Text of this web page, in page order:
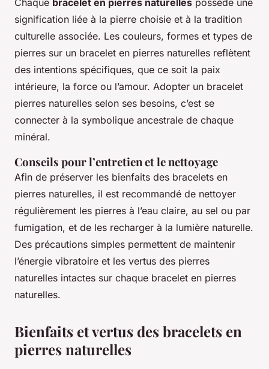
signification liée à la pierre choisie et à la tradition
culturelle associée. Les couleurs, formes et types de
pierres sur un bracelet en pierres naturelles reflètent
des intentions spécifiques, que ce soit la paix
intérieure, la force ou l’amour. Adopter un bracelet
pierres naturelles selon ses besoins, c’est se
connecter à la symbolique ancestrale de chaque
minéral.
Conseils pour l’entretien et le nettoyage
Afin de préserver les bienfaits des bracelets en
pierres naturelles, il est recommandé de nettoyer
régulièrement les pierres à l’eau claire, au sel ou par
fumigation, et de les recharger à la lumière naturelle.
Des précautions simples permettent de maintenir
l’énergie vibratoire et les vertus des pierres
naturelles intactes sur chaque bracelet en pierres
naturelles.
Bienfaits et vertus des bracelets en
pierres naturelles